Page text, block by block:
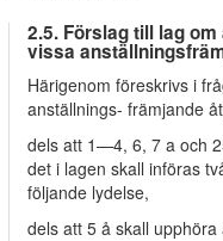
2.5. Förslag till lag
vissa
Härigenom föreskrivs i
anställnings- främjande
dels att 1—4, 6, 7 a och
det i lagen skall införas
följande lydelse,
dels att 5 å skall upphöra